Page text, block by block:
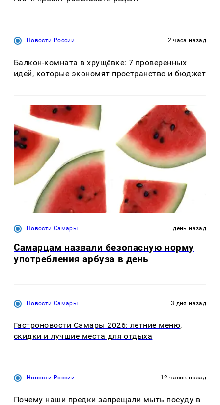
Новости России 2 часа назад
Балкон-комната в хрущёвке: 7 проверенных
идей, которые экономят пространство и бюджет
Новости Самары день назад
Самарцам назвали безопасную норму
употребления арбуза в день
Новости Самары 3 дня назад
Гастроновости Самары 2026: летние меню,
скидки и лучшие места для отдыха
Новости России 12 часов назад
Почему наши предки запрещали мыть посуду в